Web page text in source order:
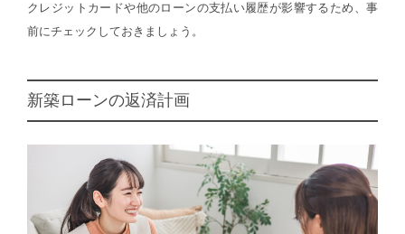
クレジットカードや他のローンの支払い履歴が影響するため、事
前にチェックしておきましょう。
新築ローンの返済計画